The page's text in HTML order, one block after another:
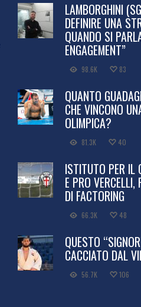
LAMBORGHINI
DEFINIRE UNA
QUANDO SI
ENGAGEMENT”
98.6K 83
QUANTO
CHE VINCONO
OLIMPICA?
81.3K 40
ISTITUTO PER IL
E PRO VERCELLI,
DI FACTORING
66.3K 48
QUESTO
CACCIATO DAL
56.7K 106